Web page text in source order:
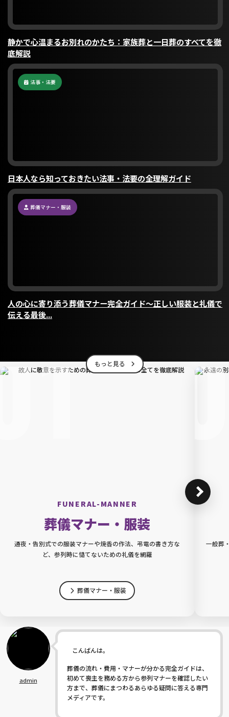
静かで心温まるお別れのかたち：家族葬と一日葬のすべてを徹
底解説
法事・法要
日本人なら知っておきたい法事・法要の全理解ガイド
葬儀マナー・服装
人の心に寄り添う葬儀マナー完全ガイド〜正しい服装と礼儀で
伝える最後...
もっと見る
FUNERAL-MANNER
葬儀マナー・服装
通夜・告別式での服装マナーや焼香の作法、弔電の書き方な
ど、参列時に慥てないための礼儀を網羅
葬儀マナー・服装
一般葬
admin
こんばんは。
葬儀の流れ・費用・マナーが分かる完全ガイドは、
初めて喪主を務める方から参列マナーを確認したい
方まで、葬儀にまつわるあらゆる疑問に答える専門
メディアです。